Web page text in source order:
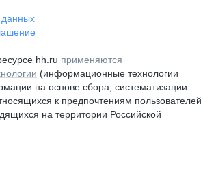
hh.ru применяются
(информационные технологии
на основе сбора, систематизации
к предпочтениям пользователей
на территории Российской